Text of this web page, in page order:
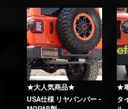
★大人気商品★
USA仕様 リヤバンパー -
★
タ